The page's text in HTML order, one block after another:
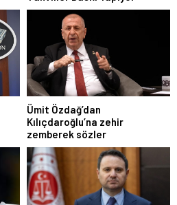
Ümit Özdağ’dan
Kılıçdaroğlu’na zehir
zemberek sözler